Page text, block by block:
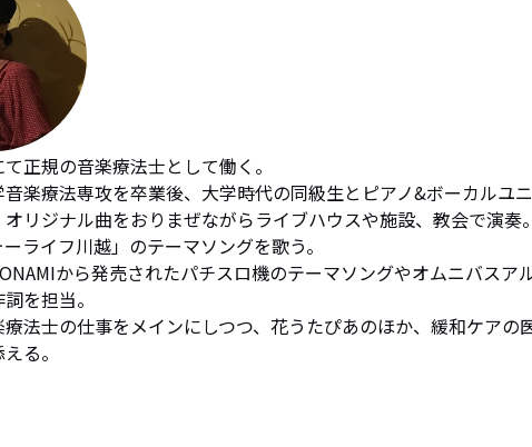
正規の音楽療法士として働く。
音楽療法専攻を卒業後、大学時代の同級生とピアノ&ボーカルユ
オリジナル曲をおりまぜながらライブハウスや施設、教会で演奏
ーライフ川越」のテーマソングを歌う。
から発売されたパチスロ機のテーマソングやオムニバスア
を担当。
法士の仕事をメインにしつつ、花うたぴあのほか、緩和ケアの
る。